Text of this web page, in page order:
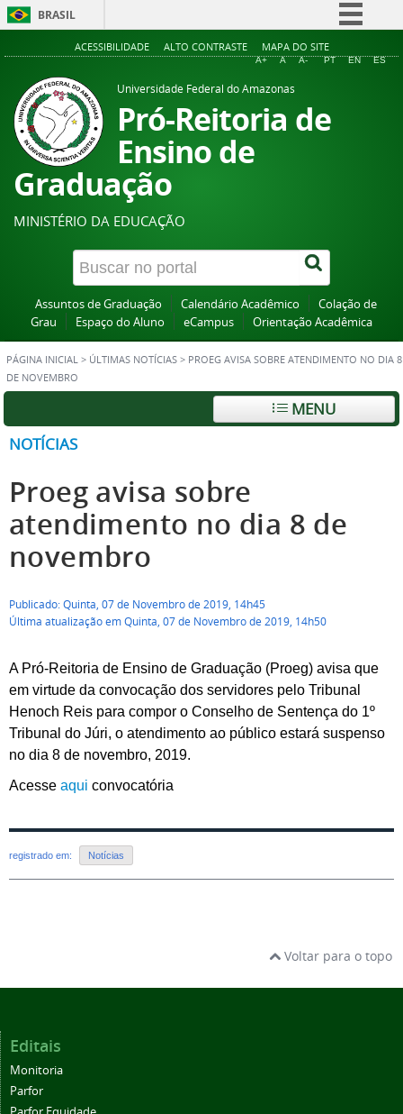
BRASIL
Simplifique!
Acesso à informação
ACESSIBILIDADE ALTO CONTRASTE MAPA DO SITE
A+ A A- PT EN ES
Universidade Federal do Amazonas
Pró-Reitoria de
Ensino de
Graduação
MINISTÉRIO DA EDUCAÇÃO
Assuntos de Graduação Calendário Acadêmico
Colação de
Grau
Espaço do Aluno eCampus Orientação Acadêmica
PÁGINA INICIAL > ÚLTIMAS NOTÍCIAS > PROEG AVISA SOBRE ATENDIMENTO NO DIA 8
DE NOVEMBRO
MENU
NOTÍCIAS
Proeg avisa sobre
atendimento no dia 8 de
novembro
Publicado: Quinta, 07 de Novembro de 2019, 14h45
Última atualização em Quinta, 07 de Novembro de 2019, 14h50
A Pró-Reitoria de Ensino de Graduação (Proeg) avisa que
em virtude da convocação dos servidores pelo Tribunal
Henoch Reis para compor o Conselho de Sentença do 1º
Tribunal do Júri, o atendimento ao público estará suspenso
no dia 8 de novembro, 2019.
Acesse aqui convocatória
registrado em: Notícias
Voltar para o topo
Editais
Monitoria
Parfor